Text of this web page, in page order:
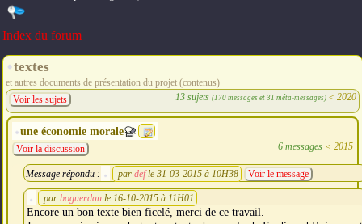
Index du forum
textes
et autres documents de présentation du projet (contenus)
13 sujets (170 messages et 31 méta-messages) < 2020
Voir les sujets
une économie morale
6 messages< 2015
Voir la discussion
Message répondu : par def le 31-03-2015 à 10H38 Voir le message
par boguerdan le 16-10-2015 à 11H01
Encore un bon texte bien ficelé, merci de ce travail.